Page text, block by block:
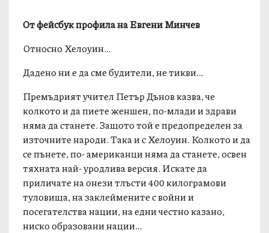
Oт фейсбук профила на Евгени Минчев
Относно Хелоуин…
Дадено ни е да сме будители, не тикви…
Премъдрият учител Петър Дънов казва, че
колкото и да пиете женшен, по-млади и здрави
няма да станете. Защото той е предопределен за
източните народи. Така и с Хелоуин. Колкото и да
се пънете, по- американци няма да станете, освен
тяхната най- уродлива версия. Искате да
приличате на онези тлъсти 400 килограмови
туловища, на заклеймените с войни и
посегателства нации, на едни честно казано,
ниско образовани нации…